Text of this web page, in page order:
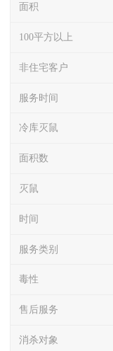
面积
100平方以上
非住宅客户
服务时间
冷库灭鼠
面积数
灭鼠
时间
服务类别
毒性
售后服务
消杀对象